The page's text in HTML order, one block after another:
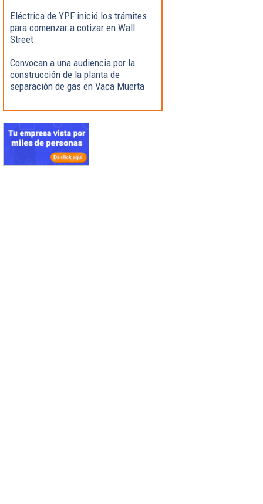
Eléctrica de YPF inició los trámites
para comenzar a cotizar en Wall
Street
Convocan a una audiencia por la
construcción de la planta de
separación de gas en Vaca Muerta